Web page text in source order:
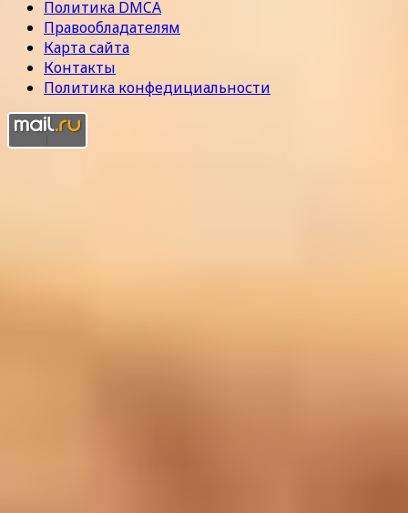
Политика DMCA
Правообладателям
Карта сайта
Контакты
Политика конфедициальности